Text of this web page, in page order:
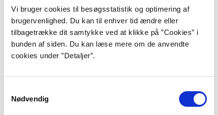
Vi bruger cookies til besøgsstatistik og optimering af
brugervenlighed. Du kan til enhver tid ændre eller
tilbagetrække dit samtykke ved at klikke på ”Cookies” i
bunden af siden. Du kan læse mere om de anvendte
cookies under ”Detaljer”.
Nødvendig
Svenske Stefan Spjut skriver skandinavisk magisk
realisme forklædt som spændingslitteratur. Den
samiske folketro og troldelignende eventyrfigurer er
omdrejningspunktet for gennembrudsromanen
”Stallo” fra 2012.
Livet kan være grusomt og barskt, men det er ikke